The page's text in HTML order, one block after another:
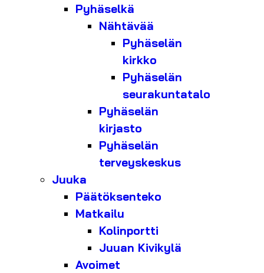
Pyhäselkä
Nähtävää
Pyhäselän
kirkko
Pyhäselän
seurakuntatalo
Pyhäselän
kirjasto
Pyhäselän
terveyskeskus
Juuka
Päätöksenteko
Matkailu
Kolinportti
Juuan Kivikylä
Avoimet